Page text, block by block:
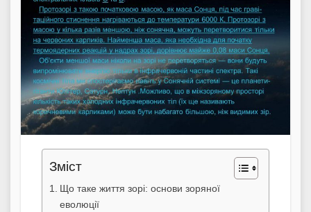
Зміст
Що таке життя зорі: основи зоряної
еволюції